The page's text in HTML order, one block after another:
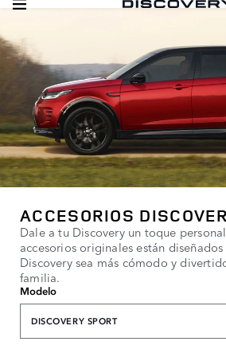
ACCESORIOS
Dale a tu Discovery un toque
accesorios originales están
Discovery sea más cómodo y
familia.
Modelo
DISCOVERY SPORT